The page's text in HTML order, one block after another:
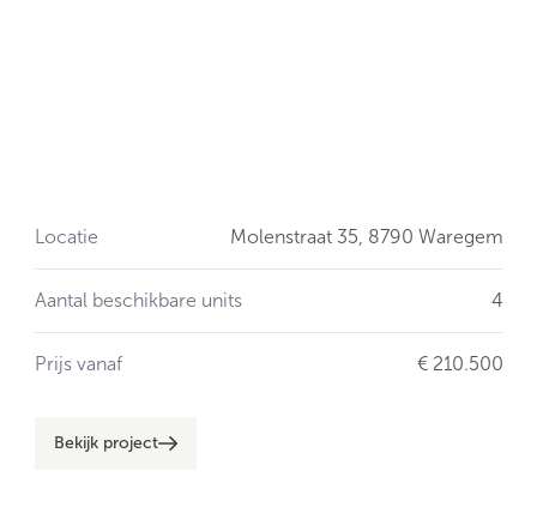
Locatie Molenstraat 35, 8790 Waregem
Aantal beschikbare units 4
Prijs vanaf € 210.500
Bekijk project